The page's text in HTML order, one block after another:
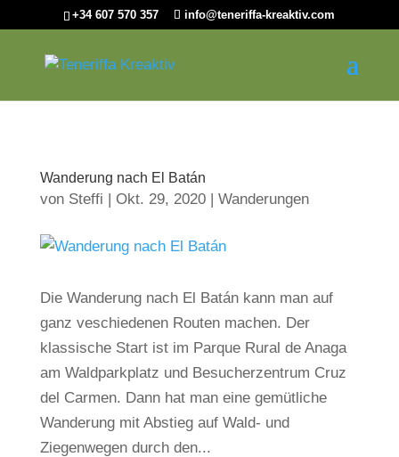
+34 607 570 357 info@teneriffa-kreaktiv.com
Wanderung nach El Batán
von Steffi | Okt. 29, 2020| Wanderungen
Die Wanderung nach El Batán kann man auf
ganz veschiedenen Routen machen. Der
klassische Start ist im Parque Rural de Anaga
am Waldparkplatz und Besucherzentrum Cruz
del Carmen. Dann hat man eine gemütliche
Wanderung mit Abstieg auf Wald- und
Ziegenwegen durch den...